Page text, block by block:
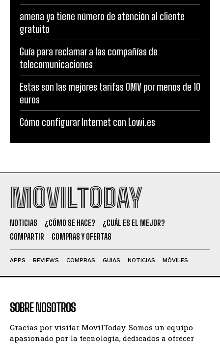
amena ya tiene número de atención al cliente
gratuito
Guía para reclamar a las compañías de
telecomunicaciones
Estas son las mejores tarifas OMV por menos de 10
euros
Cómo configurar Internet con Lowi.es
MOVILTODAY
NOTICIAS ¿CÓMO SE HACE?
¿CUÁL ES EL MEJOR?
COMPARTIR
COMPRAS Y OFERTAS
APPS REVIEWS COMPRAS GUIAS NOTICIAS MÓVILES
SOBRE NOSOTROS
Gracias por visitar MovilToday. Somos un equipo
apasionado por la tecnología, dedicados a ofrecer